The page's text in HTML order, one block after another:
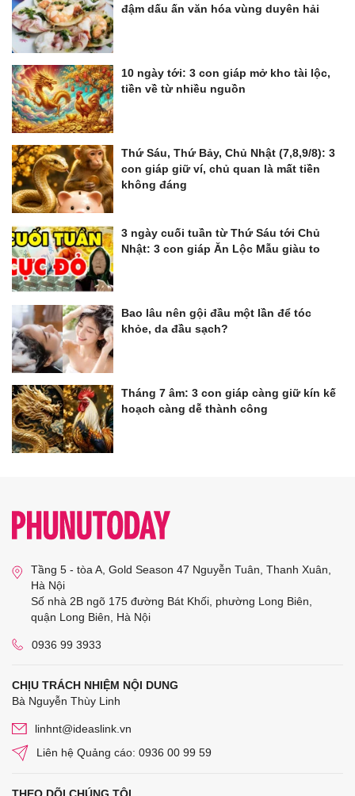
đậm dấu ấn văn hóa vùng duyên hải
10 ngày tới: 3 con giáp mở kho tài lộc,
tiền về từ nhiều nguồn
Thứ Sáu, Thứ Bảy, Chủ Nhật (7,8,9/8): 3
con giáp giữ ví, chủ quan là mất tiền
không đáng
3 ngày cuối tuần từ Thứ Sáu tới Chủ
Nhật: 3 con giáp Ăn Lộc Mẫu giàu to
Bao lâu nên gội đầu một lần để tóc
khỏe, da đầu sạch?
Tháng 7 âm: 3 con giáp càng giữ kín kế
hoạch càng dễ thành công
Tầng 5 - tòa A, Gold Season 47 Nguyễn Tuân, Thanh Xuân,
Hà Nội
Số nhà 2B ngõ 175 đường Bát Khối, phường Long Biên,
quận Long Biên, Hà Nội
0936 99 3933
CHỊU TRÁCH NHIỆM NỘI DUNG
Bà Nguyễn Thùy Linh
linhnt@ideaslink.vn
Liên hệ Quảng cáo: 0936 00 99 59